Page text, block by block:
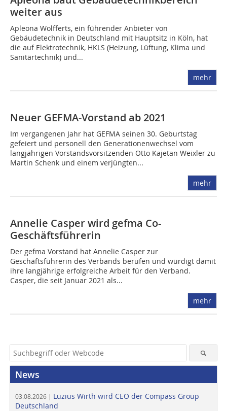
weiter aus
Apleona Wolfferts, ein führender Anbieter von
Gebäudetechnik in Deutschland mit Hauptsitz in Köln, hat
die auf Elektrotechnik, HKLS (Heizung, Lüftung, Klima und
Sanitärtechnik) und...
mehr
Neuer GEFMA-Vorstand ab 2021
Im vergangenen Jahr hat GEFMA seinen 30. Geburtstag
gefeiert und personell den Generationenwechsel vom
langjährigen Vorstandsvorsitzenden Otto Kajetan Weixler zu
Martin Schenk und einem verjüngten...
mehr
Annelie Casper wird gefma Co-
Geschäftsführerin
Der gefma Vorstand hat Annelie Casper zur
Geschäftsführerin des Verbands berufen und würdigt damit
ihre langjährige erfolgreiche Arbeit für den Verband.
Casper, die seit Januar 2021 als...
mehr
News
03.08.2026 | Luzius Wirth wird CEO der Compass Group
Deutschland